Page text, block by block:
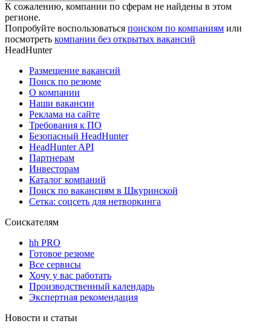
К сожалению, компании по сферам не найдены в этом
регионе.
Попробуйте воспользоваться поиском по компаниям или
посмотреть компании без открытых вакансий
HeadHunter
Размещение вакансий
Поиск по резюме
О компании
Наши вакансии
Реклама на сайте
Требования к ПО
Безопасный HeadHunter
HeadHunter API
Партнерам
Инвесторам
Каталог компаний
Поиск по вакансиям в Шкуринской
Сетка: соцсеть для нетворкинга
Соискателям
hh PRO
Готовое резюме
Все сервисы
Хочу у вас работать
Производственный календарь
Экспертная рекомендация
Новости и статьи